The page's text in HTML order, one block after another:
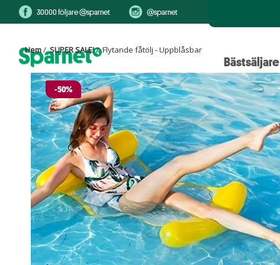
30000 följare @sparnet @sparnet
Bästsäljare
Hem/SUPER SALE!/ Flytande fåtölj - Uppblåsbar
-50%